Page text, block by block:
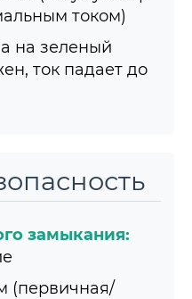
током)
на зеленый
ток падает до
замыкания:
(первичная/